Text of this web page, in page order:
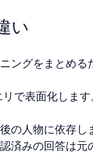
い
ングをまとめる
で表面化します
人物に依存し
済みの回答は元